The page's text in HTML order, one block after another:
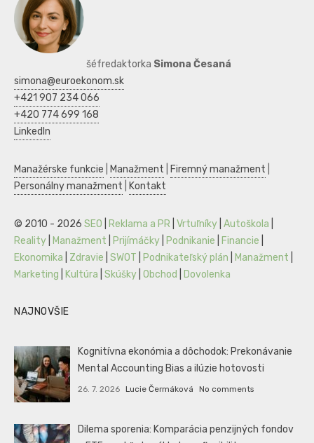
šéfredaktorka Simona Česaná
simona@euroekonom.sk
+421 907 234 066
+420 774 699 168
LinkedIn
Manažérske funkcie Manažment Firemný manažment
Personálny manažment
Kontakt
© 2010 - 2026 SEO Reklama a PR Vrtuľníky Autoškola
Reality
Manažment Prijímáčky Podnikanie Financie
Ekonomika
Zdravie SWOT Podnikateľský plán Manažment
Marketing
Kultúra Skúšky Obchod Dovolenka
NAJNOVŠIE
Kognitívna ekonómia a dôchodok: Prekonávanie
Mental Accounting Bias a ilúzie hotovosti
26. 7. 2026 Lucie Čermáková No comments
Dilema sporenia: Komparácia penzijných fondov